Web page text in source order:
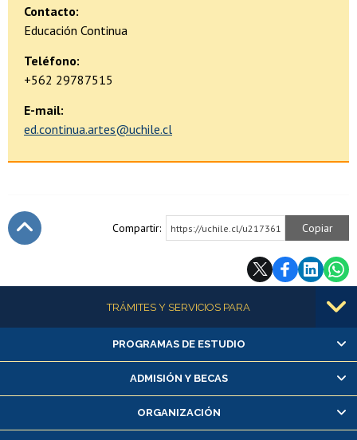
Contacto:
Educación Continua
Teléfono:
+562 29787515
E-mail:
ed.continua.artes@uchile.cl
Compartir: https://uchile.cl/u217361 Copiar
Más informaciónTRÁMITES Y SERVICIOS PARA
Alumnas/os y exalumnas/os
Matrícula en línea
Inscripción y cambio de asignaturas
Consulta y certificado de notas
PROGRAMAS DE ESTUDIO
ADMISIÓN Y BECAS
ORGANIZACIÓN